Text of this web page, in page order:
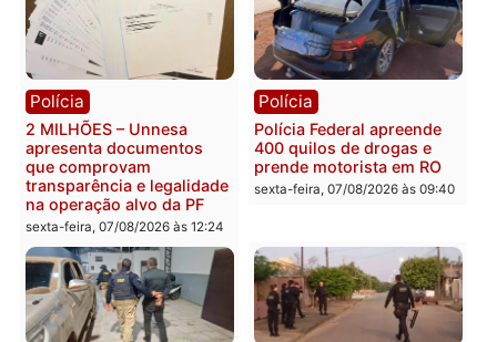
Você também vai querer ler...
Política
Marcos Rogério apresenta
Plano de Governo com
228 projetos, metas
públicas e
acompanhamento de
resultados
Política
Evanildo pode ser o
primeiro pastor de
Rondônia na Câmara
Federal
sexta-feira, 07/08/2026 às